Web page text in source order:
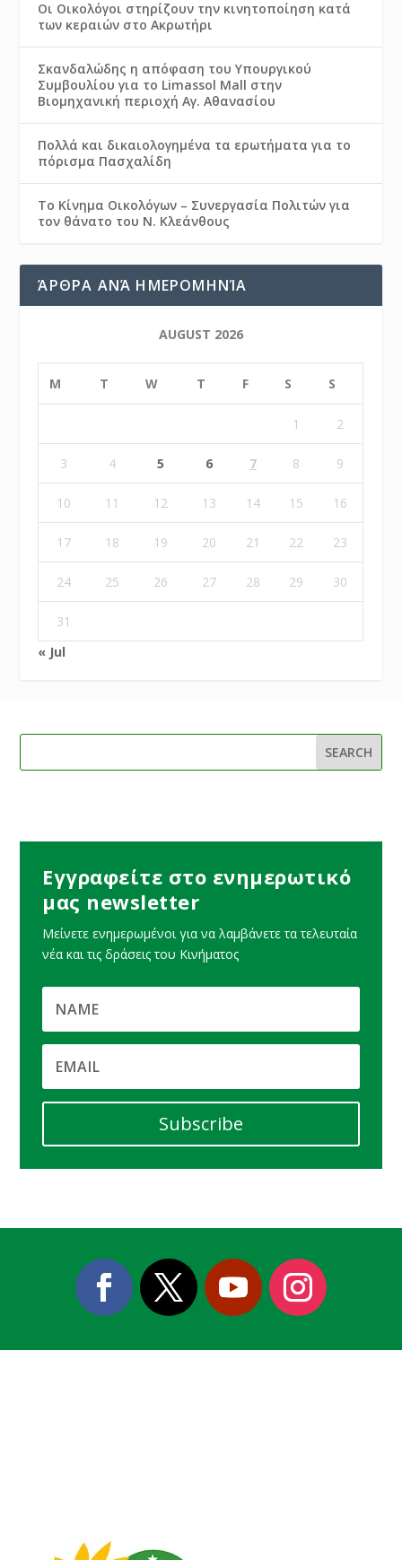
Οι Οικολόγοι στηρίζουν την κινητοποίηση κατά
των κεραιών στο Ακρωτήρι
Σκανδαλώδης η απόφαση του Υπουργικού
Συμβουλίου για το Limassol Mall στην
Βιομηχανική περιοχή Αγ. Αθανασίου
Πολλά και δικαιολογημένα τα ερωτήματα για το
πόρισμα Πασχαλίδη
Το Κίνημα Οικολόγων – Συνεργασία Πολιτών για
τον θάνατο του Ν. Κλεάνθους
ΆΡΘΡΑ ΑΝΆ ΗΜΕΡΟΜΗΝΊΑ
AUGUST 2026
M T W T F S S
1 2
3 4 5 6 7 8 9
10 11 12 13 14 15 16
17 18 19 20 21 22 23
24 25 26 27 28 29 30
31
« Jul
Εγγραφείτε στο ενημερωτικό
μας newsletter
Μείνετε ενημερωμένοι για να λαμβάνετε τα τελευταία
νέα και τις δράσεις του Κινήματος
Subscribe